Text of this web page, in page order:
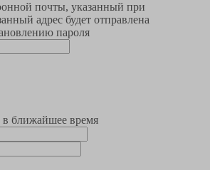
почты, указанный при
адрес будет отправлена
пароля
ближайшее время